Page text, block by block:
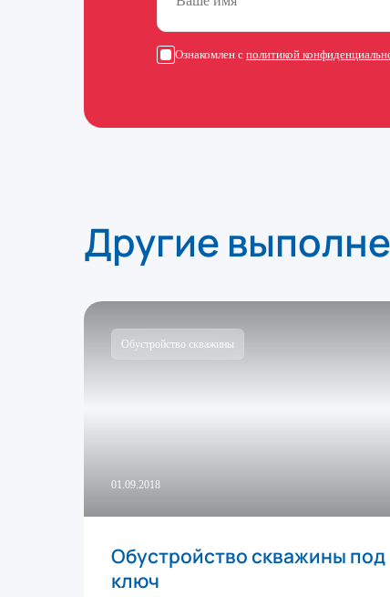
Ознакомлен с политикой
Другие
Обустройство скважины
01.09.2018
Обустройство скважины под
ключ